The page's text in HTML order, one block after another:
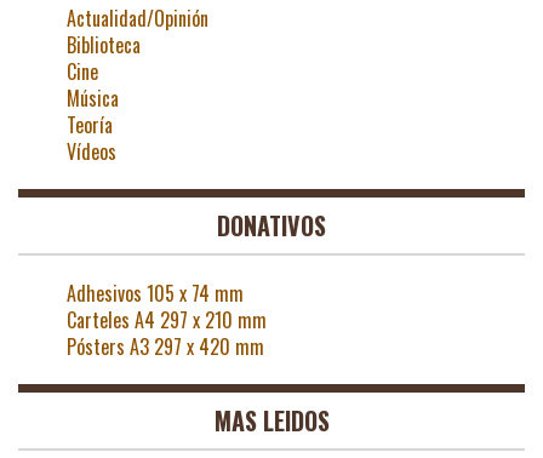
Actualidad/Opinión
Biblioteca
Cine
Música
Teoría
Vídeos
DONATIVOS
Adhesivos 105 x 74 mm
Carteles A4 297 x 210 mm
Pósters A3 297 x 420 mm
MAS LEIDOS